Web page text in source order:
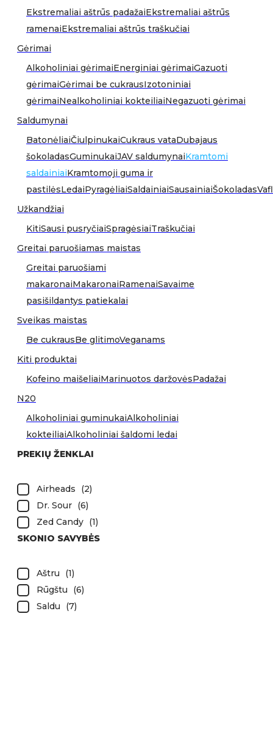
Ekstremaliai aštrūs padažaiEkstremaliai aštrūs
ramenaiEkstremaliai aštrūs traškučiai
Gėrimai
Alkoholiniai gėrimaiEnerginiai gėrimaiGazuoti
gėrimaiGėrimai be cukrausIzotoniniai
gėrimaiNealkoholiniai kokteiliaiNegazuoti gėrimai
Saldumynai
BatonėliaiČiulpinukaiCukraus vataDubajaus
šokoladasGuminukaiJAV saldumynaiKramtomi
saldainiaiKramtomoji guma ir
pastilėsLedaiPyragėliaiSaldainiaiSausainiaiŠokoladas
Užkandžiai
KitiSausi pusryčiaiSpragėsiaiTraškučiai
Greitai paruošiamas maistas
Greitai paruošiami
makaronaiMakaronaiRamenaiSavaime
pasišildantys patiekalai
Sveikas maistas
Be cukrausBe glitimoVeganams
Kiti produktai
Kofeino maišeliaiMarinuotos daržovėsPadažai
N20
Alkoholiniai guminukaiAlkoholiniai
kokteiliaiAlkoholiniai šaldomi ledai
PREKIŲ ŽENKLAI
Airheads (2)
Dr. Sour (6)
Zed Candy (1)
SKONIO SAVYBĖS
Aštru (1)
Rūgštu
(6)
Saldu
(7)